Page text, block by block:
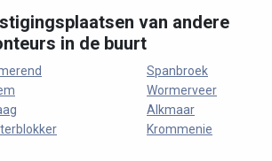
van andere
in de buurt
Spanbroek
Wormerveer
Alkmaar
Krommenie